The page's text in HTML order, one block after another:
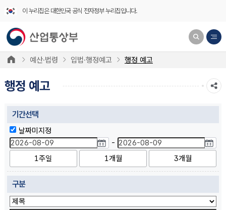
이 누리집은 대한민국 공식 전자정부 누리집입니다.
예산·법령 입법·행정예고 행정 예고
행정 예고
기간선택
날짜미지정
-
1주일
1개월 3개월
구분